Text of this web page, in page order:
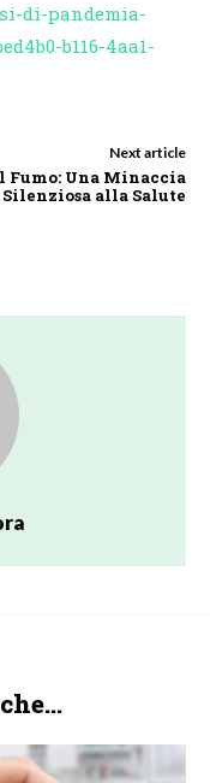
di-pandemia-
b116-4aa1-
Next article
Fumo: Una Minaccia
Silenziosa alla Salute